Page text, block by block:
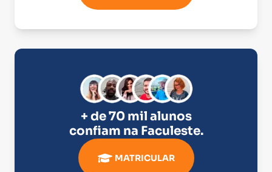
+ de 70 mil alunos
confiam na Faculeste.
MATRICULAR